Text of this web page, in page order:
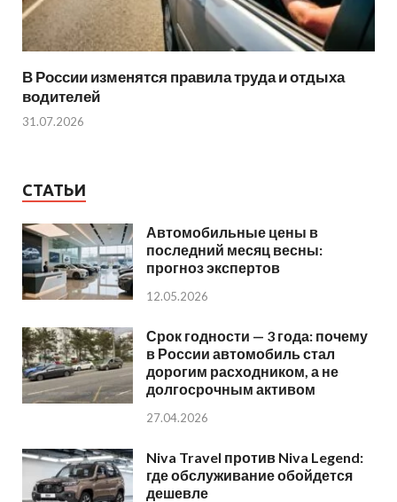
В России изменятся правила труда и отдыха
водителей
31.07.2026
СТАТЬИ
Автомобильные цены в
последний месяц весны:
прогноз экспертов
12.05.2026
Срок годности — 3 года: почему
в России автомобиль стал
дорогим расходником, а не
долгосрочным активом
27.04.2026
Niva Travel против Niva Legend:
где обслуживание обойдется
дешевле